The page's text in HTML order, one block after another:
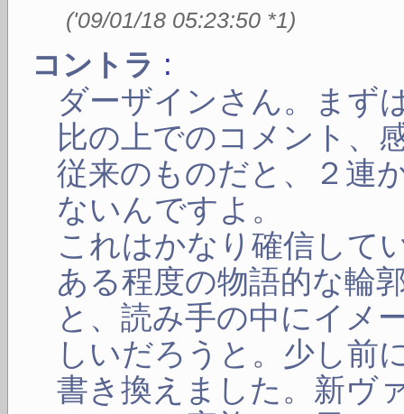
('09/01/18 05:23:50 *1)
コントラ :
ダーザインさん。まず
比の上でのコメント、
従来のものだと、２連
ないんですよ。
これはかなり確信して
ある程度の物語的な輪
と、読み手の中にイメ
しいだろうと。少し前
書き換えました。新ヴ